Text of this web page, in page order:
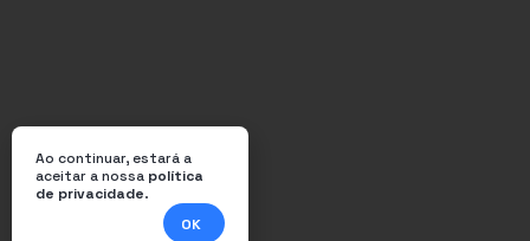
Ao continuar, estará a
aceitar a nossa política
de privacidade.
OK